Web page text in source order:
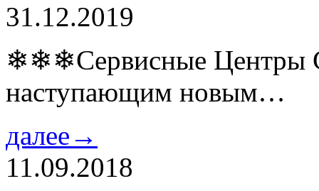
31.12.2019
❄❄❄Сервисные Центры
наступающим новым…
далее→
11.09.2018